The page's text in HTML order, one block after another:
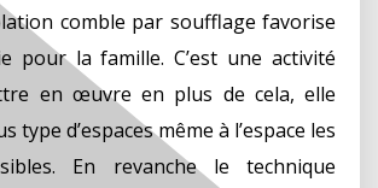
comble par soufflage favorise
pour la famille. C’est une activité
en œuvre en plus de cela, elle
type d’espaces même à l’espace les
En revanche le technique